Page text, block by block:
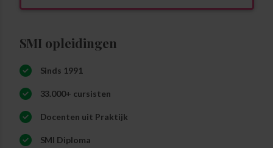
SMI opleidingen
Sinds 1991
33.000+ cursisten
Docenten uit Praktijk
SMI Diploma